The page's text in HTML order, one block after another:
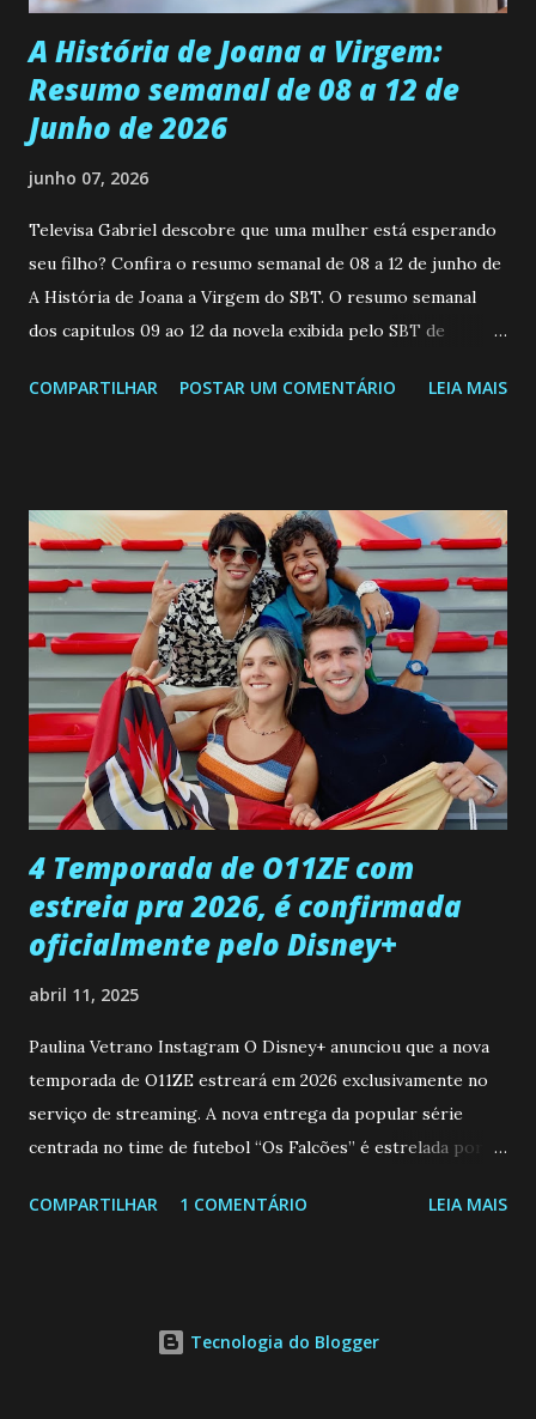
A História de Joana a Virgem:
Resumo semanal de 08 a 12 de
Junho de 2026
junho 07, 2026
Televisa Gabriel descobre que uma mulher está esperando
seu filho? Confira o resumo semanal de 08 a 12 de junho de
A História de Joana a Virgem do SBT. O resumo semanal
dos capitulos 09 ao 12 da novela exibida pelo SBT de
a Programação Semanal do SBT de 08/06/26 a 14/06/26
confessa a Gabriel que ele demonstrou ser o tipo de
pessoa que ela tanto desejou durante toda a vida. Camila
entra no quarto de Gabriel e imagina como seria o
encontro deles, quando conseguir seduzi-lo. Manuel avisa a
Paula sobre a suposta infidelidade de Gabriel com Joana.
Rogerio consegue se livrar de todas as suspeitas pelo
desaparecimento de Francisco, apontando que ele poderia
ter sido vítima da fúria de Gabriel. Artur informa a Gabriel
que a clínica inseminou por engano outra paciente, que está
...
COMPARTILHAR POSTAR UM COMENTÁRIO LEIA MAIS
4 Temporada de O11ZE com
estreia pra 2026, é confirmada
oficialmente pelo Disney+
abril 11, 2025
Paulina Vetrano Instagram O Disney+ anunciou que a nova
temporada de O11ZE estreará em 2026 exclusivamente no
serviço de streaming. A nova entrega da popular série
centrada no time de futebol “Os Falcões” é estrelada por
Brum (Dedé), que voltam a interpretar seus personagens
atleta Sergio “Kun” Agüero, além de outras figuras de
COMPARTILHAR 1 COMENTÁRIO LEIA MAIS
Tecnologia do Blogger